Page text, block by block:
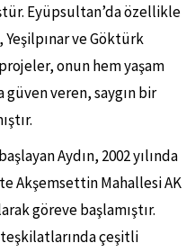
Eyüpsultan’da özellikle
ve Göktürk
onun hem yaşam
veren, saygın bir
Aydın, 2002 yılında
Akşemsettin Mahallesi AK
göreve başlamıştır.
çeşitli